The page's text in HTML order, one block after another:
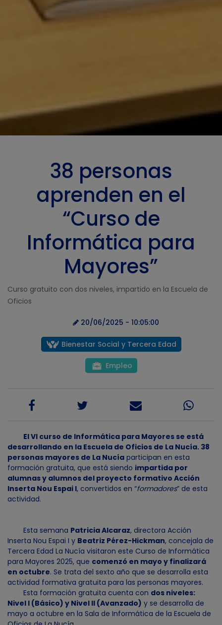
38 personas
aprenden en el
“Curso de
Informática para
Mayores”
Curso gratuito con dos niveles, impartido en la Escuela de
Oficios
20/06/2025 - 10:05:00
Bienestar Social y Tercera Edad
Empleo
El VI curso de Informática para Mayores se está
desarrollando en la Escuela de Oficios de La Nucía. 38
personas mayores de La Nucía participan en esta
formación gratuita, que está siendo impartida por
alumnas y alumnos del proyecto formativo Acción
Inserta Nou Espai I, convertidos en “formadores” de esta
actividad.
Esta semana Patricia Alcaraz, directora Acción
Inserta Nou Espai I y Beatriz Pérez-Hickman, concejala de
Tercera Edad La Nucía visitaron este Curso de Informática
para Mayores 2025, que comenzó en mayo y finalizará
en octubre. Se trata del sexto año que se desarrolla esta
actividad formativa gratuita para las personas mayores.
Esta formación gratuita cuenta con dos niveles:
Nivel I (Básico) y Nivel II (Avanzado) y se desarrolla de
mayo a octubre en la Sala de Informática de la Escuela de